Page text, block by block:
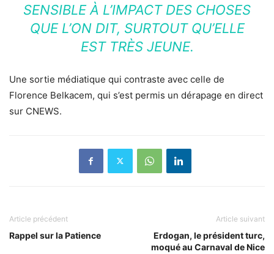
SENSIBLE À L’IMPACT DES CHOSES
QUE L’ON DIT, SURTOUT QU’ELLE
EST TRÈS JEUNE.
Une sortie médiatique qui contraste avec celle de
Florence Belkacem, qui s’est permis un dérapage en direct
sur CNEWS.
Article précédent
Rappel sur la Patience
Article suivant
Erdogan, le président turc,
moqué au Carnaval de Nice